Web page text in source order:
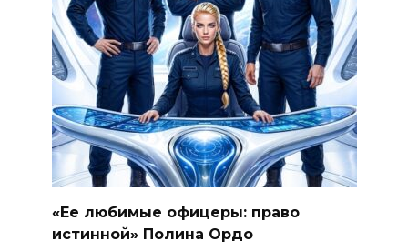
«Ее любимые офицеры: право
истинной» Полина Ордо